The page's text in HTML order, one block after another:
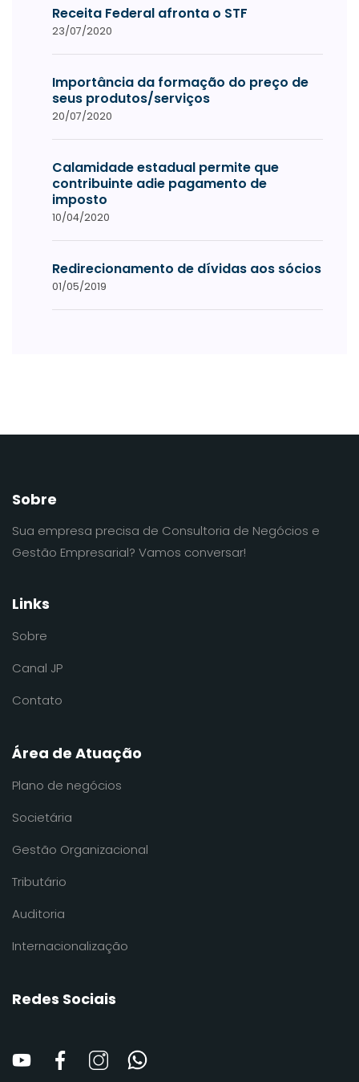
Receita Federal afronta o STF
23/07/2020
Importância da formação do preço de
seus produtos/serviços
20/07/2020
Calamidade estadual permite que
contribuinte adie pagamento de
imposto
10/04/2020
Redirecionamento de dívidas aos sócios
01/05/2019
Sobre
Sua empresa precisa de Consultoria de Negócios e
Gestão Empresarial? Vamos conversar!
Links
Sobre
Canal JP
Contato
Área de Atuação
Plano de negócios
Societária
Gestão Organizacional
Tributário
Auditoria
Internacionalização
Redes Sociais